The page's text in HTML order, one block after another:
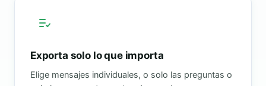
Exporta solo lo que importa
Elige mensajes individuales, o solo las preguntas o